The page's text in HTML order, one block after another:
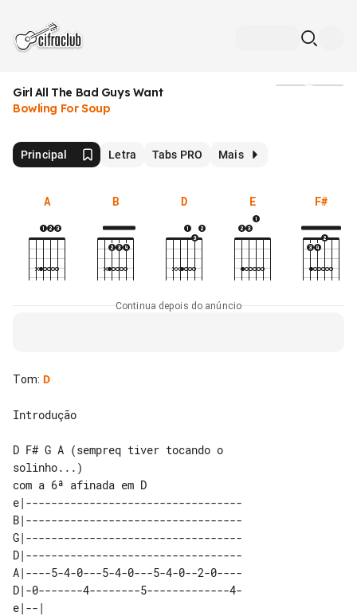
Girl All The Bad Guys Want
Bowling For Soup
Principal Letra Tabs PRO Mais
A B D E F#
Continua depois do anúncio
Tom: D
Introdução
D F# G A (sempreq tiver tocando o
solinho...)
e|----------------------------------
B|----------------------------------
G|----------------------------------
D|----------------------------------
A|----5-4-0---5-4-0---5-4-0--2-0----
D|-0-------4--------5-------------4-
e|--|